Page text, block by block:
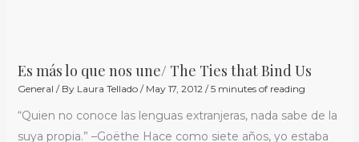
Es más lo que nos une/ The Ties that Bind Us
General / By Laura Tellado / May 17, 2012/5 minutes of reading
“Quien no conoce las lenguas extranjeras, nada sabe de la
suya propia.” –Goëthe Hace como siete años, yo estaba
Es
más
lo
que